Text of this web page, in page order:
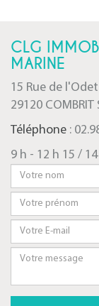
CLG
MARINE
15 Rue de l'Odet
29120 COMBRIT
Téléphone :
9 h - 12 h 15 /